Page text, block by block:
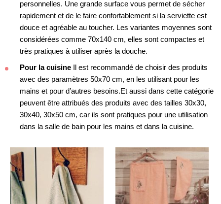
personnelles. Une grande surface vous permet de sécher
rapidement et de le faire confortablement si la serviette est
douce et agréable au toucher. Les variantes moyennes sont
considérées comme 70x140 cm, elles sont compactes et
très pratiques à utiliser après la douche.
Pour la cuisine Il est recommandé de choisir des produits
avec des paramètres 50x70 cm, en les utilisant pour les
mains et pour d’autres besoins.Et aussi dans cette catégorie
peuvent être attribués des produits avec des tailles 30x30,
30x40, 30x50 cm, car ils sont pratiques pour une utilisation
dans la salle de bain pour les mains et dans la cuisine.